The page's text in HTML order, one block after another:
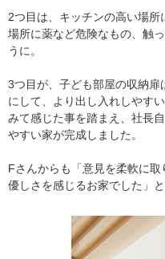
2つ目は、キッチンの高い場
場所に薬など危険なもの、触
うに。
3つ目が、子ども部屋の収納
にして、より出し入れしやす
みて感じた事を踏まえ、社長
やすい家が完成しました。
Fさんからも「意見を柔軟に取
優しさを感じるお家でした」